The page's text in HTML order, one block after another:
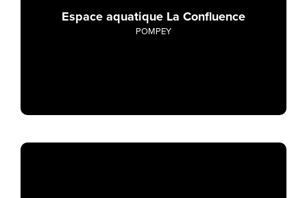
Espace aquatique La Confluence
POMPEY